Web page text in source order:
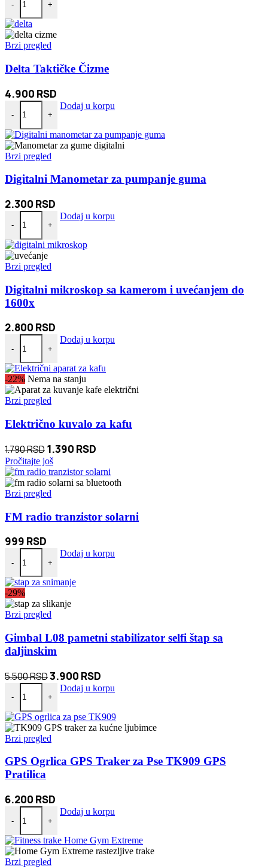
- +
Brzi pregled
Delta Taktičke Čizme
4.900 RSD
-
Delta Taktičke Čizme količina
+
Dodaj u korpu
Brzi pregled
Digitalni Manometar za pumpanje guma
2.300 RSD
-
Digitalni Manometar za pumpanje guma količina
+
Dodaj u korpu
Brzi pregled
Digitalni mikroskop sa kamerom i uvećanjem do
1600x
2.800 RSD
-
Digitalni mikroskop sa kamerom i uvećanjem do 1600x količina
+
Dodaj u korpu
-22% Nema na stanju
Brzi pregled
Električno kuvalo za kafu
1.790RSDOriginalna
cena
je
bila:
1.390 RSD
je:
1.390 RSD.
Pročitajte još
Brzi pregled
FM radio tranzistor solarni
999 RSD
-
FM radio tranzistor solarni količina
+
Dodaj u korpu
-29%
Brzi pregled
Gimbal L08 pametni stabilizator selfi štap sa
daljinskim
5.500RSDOriginalna
cena
je
bila:
5.500 RSD.
3.900 RSD
cena
3.900 RSD.
-
Gimbal L08 pametni stabilizator selfi štap sa daljinskim količina
+
Dodaj u korpu
Brzi pregled
GPS Ogrlica GPS Traker za Pse TK909 GPS
Pratilica
6.200 RSD
-
GPS Ogrlica GPS Traker za Pse TK909 GPS Pratilica količina
+
Dodaj u korpu
Brzi pregled